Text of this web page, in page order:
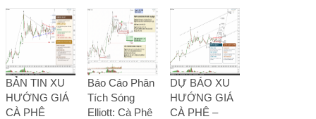
BẢN TIN XU
HƯỚNG GIÁ
CÀ PHÊ
Báo Cáo Phân
Tích Sóng
Elliott: Cà Phê
DỰ BÁO XU
HƯỚNG GIÁ
CÀ PHÊ –